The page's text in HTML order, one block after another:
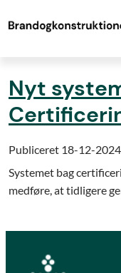
Nyt
Publiceret 18-12-2024
Systemet bag
medføre, at tidligere